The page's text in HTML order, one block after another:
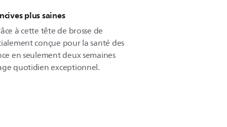
plus saines
à cette tête de brosse de
conçue pour la santé des
en seulement deux semaines
quotidien exceptionnel.